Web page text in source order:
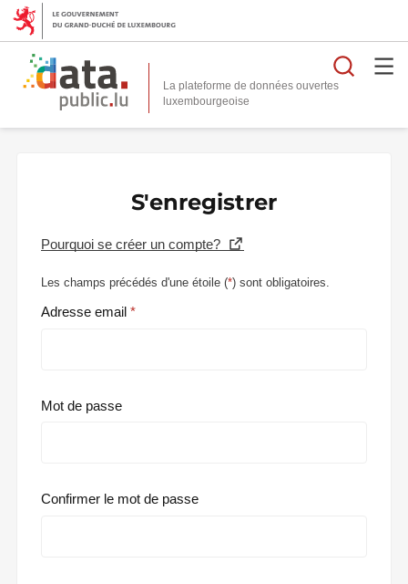
La plateforme de données ouvertes
S'enregistrer
Pourquoi se créer un compte?
Les champs précédés d'une étoile (*) sont obligatoires.
Adresse email
Mot de passe
Confirmer le mot de passe